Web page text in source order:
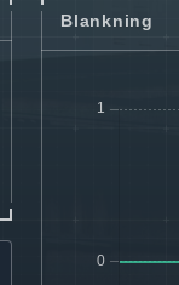
Blankning